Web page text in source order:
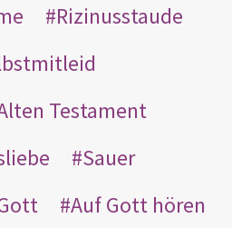
Rizinusstaude
Testament
Sauer
Auf Gott hören